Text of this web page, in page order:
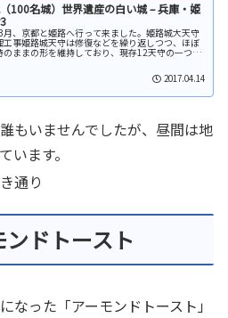
100名城）世界遺産の白い城 – 兵庫・姫
、京都と姫路へ行って来ました。姫路城大天守
工事姫路城天守は修復などを繰り返しつつ、ほぼ
のままの形を維持しており、現存12天守の一つと
2017.04.14
もいませんでしたが、昼間は地
います。
ドトースト
なった「アーモンドトースト」